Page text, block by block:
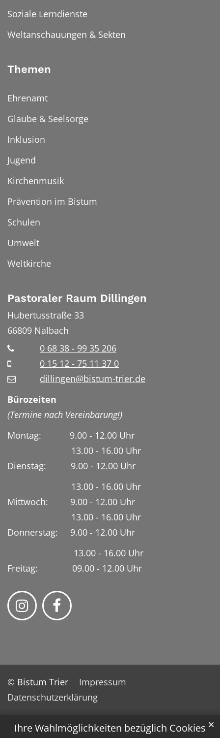
Ihre Wahlmöglichkeiten bezüglich Cookies ✕
Soziale Lerndienste
Weltanschauungen & Sekten
Themen
Ehrenamt
Glaube & Seelsorge
Inklusion
Jugend
Kirchenmusik
Prävention im Bistum
Schulen
Umwelt
Weltkirche
Pastoraler Raum Dillingen
Hubertusstraße 33
66809 Nalbach
0 68 38 - 99 35 206
0 15 12 - 75 11 37 0
dillingen@bistum-trier.de
Bürozeiten
(Termine nach Vereinbarung!)
Montag: 9.00 - 12.00 Uhr
13.00 - 16.00 Uhr
Dienstag:
9.00 - 12.00 Uhr
13.00 - 16.00 Uhr
Mittwoch: 9.00 - 12.00 Uhr
13.00 - 16.00 Uhr
Donnerstag: 9.00 - 12.00 Uhr
13.00 - 16.00 Uhr
Freitag: 09.00 - 12.00 Uhr
© Bistum Trier
Impressum
Datenschutzerklärung